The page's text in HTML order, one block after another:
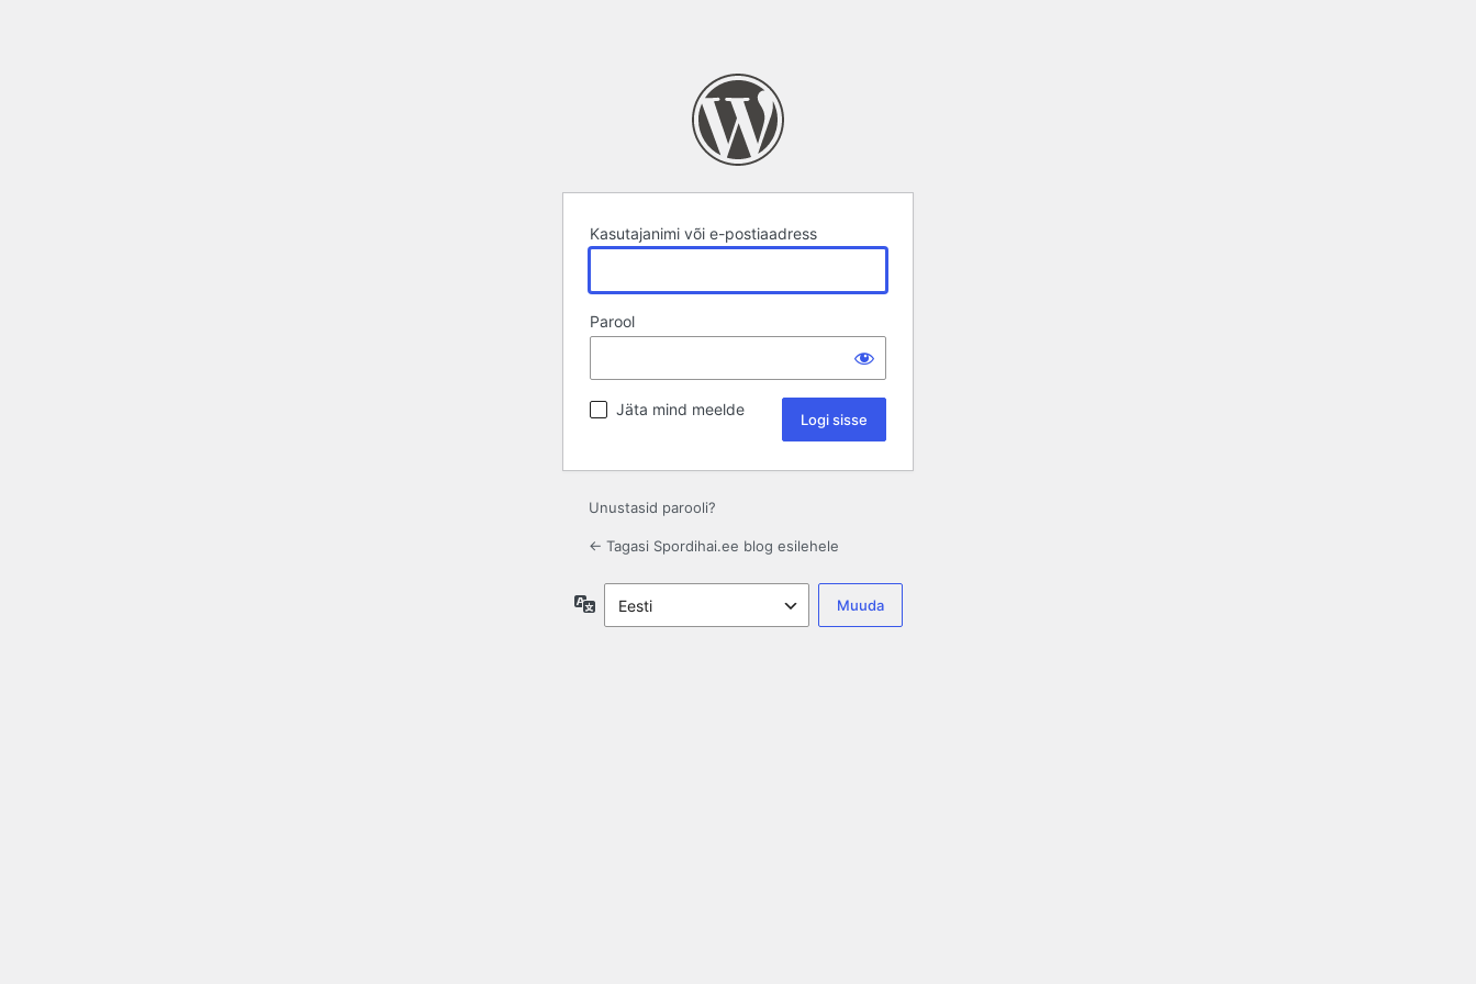
Kasutajanimi või e-postiaadress
Parool
Jäta mind meelde
Unustasid parooli?
← Tagasi Spordihai.ee blog esilehele
Keel